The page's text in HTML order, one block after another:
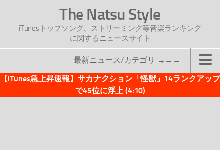
The Natsu Style
iTunesトップソング、ストリーミング等音楽ランキング
に関するニュースサイト
最新ニュース/カテゴリ →→→
TOP
【iTunes急上昇速報】サカナクション「怪獣」14ランクアップ
で45位に浮上 (4:10)